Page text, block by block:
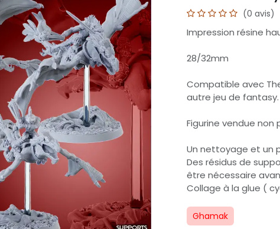
(0 avis)
Impression résine
28/32mm
Compatible avec
autre jeu de fantasy.
Figurine vendue
Un nettoyage et un
Des résidus de
être nécessaire
Collage à la glue (
Ghamak